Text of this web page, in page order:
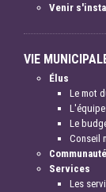
Venir
VIE
Élus
Le mot
Le
Conseil
Services
Les